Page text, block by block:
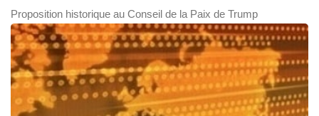
Proposition historique au Conseil de la Paix de Trump